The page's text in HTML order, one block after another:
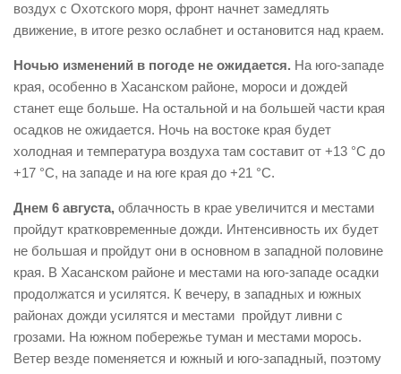
воздух с Охотского моря, фронт начнет замедлять
движение, в итоге резко ослабнет и остановится над краем.
Ночью изменений в погоде не ожидается. На юго-западе
края, особенно в Хасанском районе, мороси и дождей
станет еще больше. На остальной и на большей части края
осадков не ожидается. Ночь на востоке края будет
холодная и температура воздуха там составит от +13 °С до
+17 °С, на западе и на юге края до +21 °С.
Днем 6 августа, облачность в крае увеличится и местами
пройдут кратковременные дожди. Интенсивность их будет
не большая и пройдут они в основном в западной половине
края. В Хасанском районе и местами на юго-западе осадки
продолжатся и усилятся. К вечеру, в западных и южных
районах дожди усилятся и местами пройдут ливни с
грозами. На южном побережье туман и местами морось.
Ветер везде поменяется и южный и юго-западный, поэтому